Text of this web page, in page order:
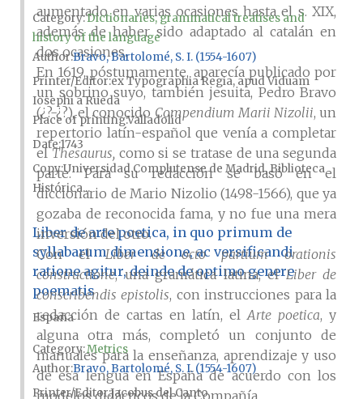
aumentado en varias ocasiones hasta el s. XIX,
además de haber sido adaptado al catalán en
dos ocasiones.
En 1619, póstumamente, aparecía publicado por
un sobrino suyo, también jesuita, Pedro Bravo
(¿?-¿?), el conocido Compendium Marii Nizolii, un
repertorio latín-español que venía a completar
elThesaurus,como si se tratase de una segunda
parte. Para su redacción se basó en el
diccionario de Mario Nizolio (1498-1566), que ya
gozaba de reconocida fama, y no fue una mera
inversión del otro.
Con elLiber de octo partium orationis
constructione, una gramática latina, elLiber de
conscribendis epistolis, con instrucciones para la
redacción de cartas en latín, elArte poetica, y
alguna otra más, completó un conjunto de
manuales para la enseñanza, aprendizaje y uso
de esa lengua en España de acuerdo con los
modelos didácticos de la Compañía.
Category:Dictionaries, grammatical treatises and
history of the language
Author Bravo, Bartolomé, S. I. (1554-1607)
Printer/Editorex Typographia Regia, apud Viduam
Iosephi a Rueda
Place of printingValladolid
Date1743
CopyUniversidad Complutense de Madrid, Biblioteca
Histórica...
Liber de arte poetica, in quo primum de
syllabarum dimensione, ac versificandi
ratione agitur, deinde de optimo genere
poematis
España
Category:Metrics
Author Bravo, Bartolomé, S. I. (1554-1607)
Printer/EditorJacobus del Canto